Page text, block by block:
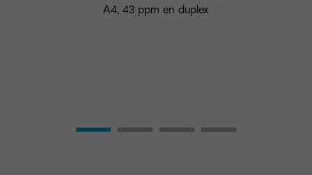
A4, 43 ppm en duplex